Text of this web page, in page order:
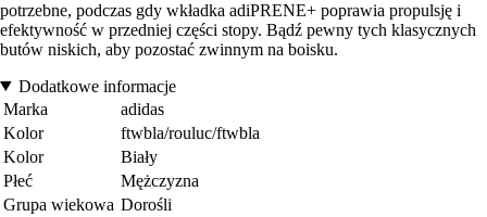
potrzebne, podczas gdy wkładka adiPRENE+ poprawia propulsję i
efektywność w przedniej części stopy. Bądź pewny tych klasycznych
butów niskich, aby pozostać zwinnym na boisku.
Dodatkowe informacje
Marka
adidas
Kolor
ftwbla/rouluc/ftwbla
Kolor
Biały
Płeć
Mężczyzna
Grupa wiekowa Dorośli